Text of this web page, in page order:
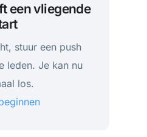
een vliegende
stuur een push
leden. Je kan nu
los.